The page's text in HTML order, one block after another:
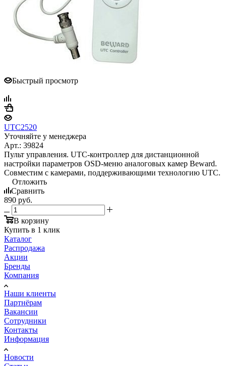
Быстрый просмотр
UTC2520
Уточняйте у менеджера
Арт.: 39824
Пульт управления. UTC-контроллер для дистанционной
настройки параметров OSD-меню аналоговых камер Beward.
Совместим с камерами, поддерживающими технологию UTC.
Отложить
Сравнить
890 руб.
В корзину
Купить в 1 клик
Каталог
Распродажа
Акции
Бренды
Компания
Наши клиенты
Партнёрам
Вакансии
Сотрудники
Контакты
Информация
Новости